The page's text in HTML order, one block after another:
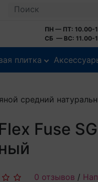
ПН — ПТ: 10.00-
СБ — ВС: 11.00-
плитка
средний
Fuse
0 отзывов /